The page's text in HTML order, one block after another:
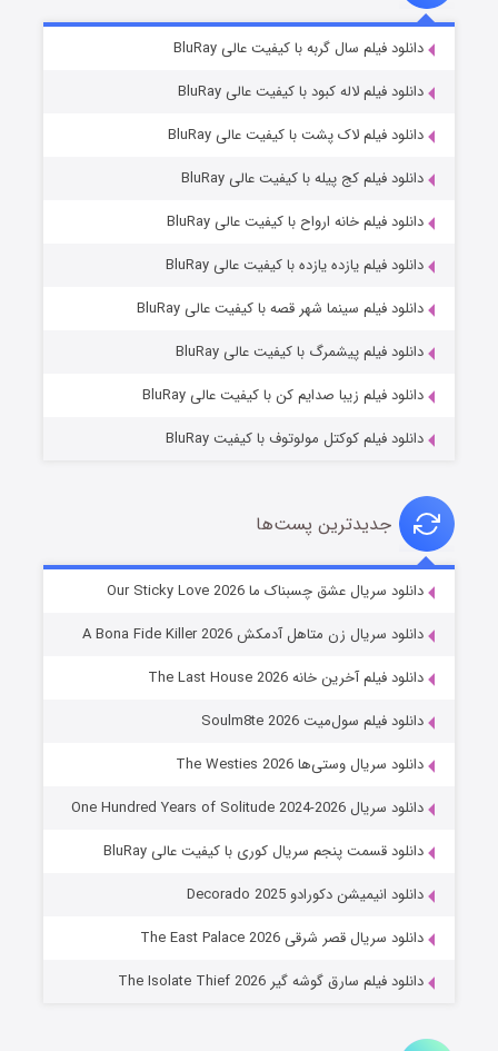
قسمت۶ (زیرنویس) منتشر شد
شوهر
عملیات آپارتمان
قسمت۲ (زیرنویس) منتشر شد
دانلود فیلم سال گربه با کیفیت عالی BluRay
دانلود فیلم لاله کبود با کیفیت عالی BluRay
دانلود فیلم لاک پشت با کیفیت عالی BluRay
دانلود فیلم کج‌ پیله با کیفیت عالی BluRay
دانلود فیلم خانه ارواح با کیفیت عالی BluRay
دانلود فیلم یازده یازده با کیفیت عالی BluRay
دانلود فیلم سینما شهر قصه با کیفیت عالی BluRay
دانلود فیلم پیشمرگ با کیفیت عالی BluRay
دانلود فیلم زیبا صدایم کن با کیفیت عالی BluRay
دانلود فیلم کوکتل مولوتوف با کیفیت BluRay
جدیدترین پست‌ها
دانلود سریال عشق چسبناک ما Our Sticky Love 2026
دانلود سریال زن متاهل آدمکش A Bona Fide Killer 2026
دانلود فیلم آخرین خانه The Last House 2026
دانلود فیلم سول‌میت Soulm8te 2026
دانلود سریال وستی‌ها The Westies 2026
دانلود سریال One Hundred Years of Solitude 2024-2026
دانلود قسمت پنجم سریال کوری با کیفیت عالی BluRay
دانلود انیمیشن دکورادو Decorado 2025
دانلود سریال قصر شرقی The East Palace 2026
دانلود فیلم سارق گوشه گیر The Isolate Thief 2026